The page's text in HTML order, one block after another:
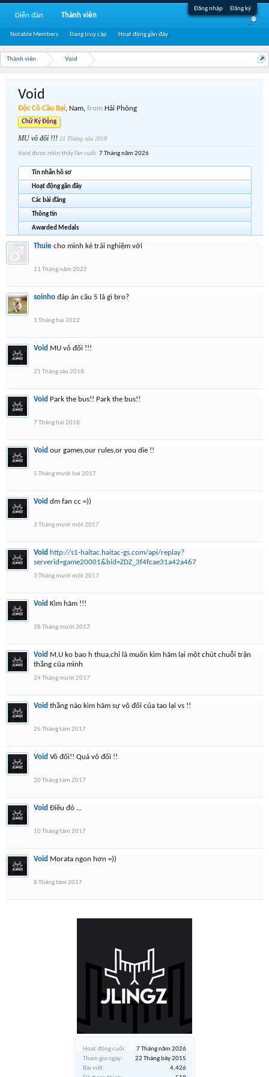
Đăng nhập Đăng ký
Thành viên Void
Hoạt động cuối:
7 Tháng năm 2026
Tham gia ngày:
22 Tháng bảy 2015
Bài viết:
4,426
Void
Độc Cô Cầu Bại, Nam, from Hải Phòng
Chữ Ký Động
MU vô đối !!! 21 Tháng sáu 2018
Void được nhìn thấy lần cuối: 7 Tháng năm 2026
Tin nhắn hồ sơ
Hoạt động gần đây
Các bài đăng
Thông tin
Awarded Medals
Thuie cho mình ké trải nghiệm với
11 Tháng năm 2022
soinho đáp án câu 5 là gì bro?
1 Tháng hai 2022
Void MU vô đối !!!
21 Tháng sáu 2018
Void Park the bus!! Park the bus!!
7 Tháng hai 2018
Void our games,our rules,or you die !!
5 Tháng mười hai 2017
Void dm fan cc =))
3 Tháng mười một 2017
Void http://s1-haitac.haitac-gs.com/api/replay?
serverid=game20001&bid=ZDZ_3f4fcae31a42a467
3 Tháng mười một 2017
Void Kìm hãm !!!
28 Tháng mười 2017
Void M.U ko bao h thua,chỉ là muốn kìm hãm lại một chút chuỗi trận
thắng của mình
24 Tháng mười 2017
Void thằng nào kìm hãm sự vô đối của tao lại vs !!
25 Tháng tám 2017
Void Vô đối!! Quá vô đối !!
20 Tháng tám 2017
Void Điều đó ...
10 Tháng tám 2017
Void Morata ngon hơn =))
8 Tháng tám 2017
Diễn đàn Thành viên
Notable Members Đang truy cập Hoạt động gần đây